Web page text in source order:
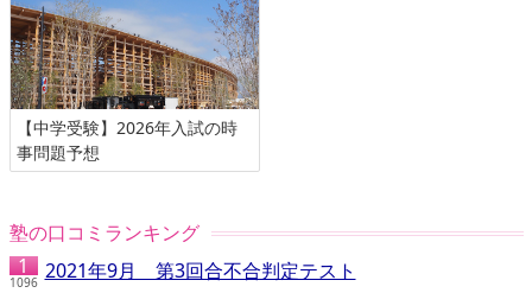
【中学受験】2026年入試の時
事問題予想
塾の口コミランキング
1096 2021年9月 第3回合不合判定テスト